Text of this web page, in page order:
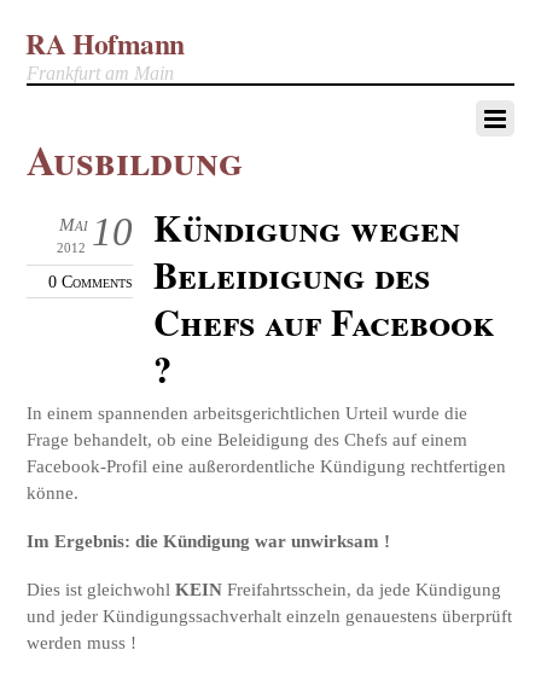
RA Hofmann
Frankfurt am Main
Ausbildung
10
Mai
2012
0 Comments
Kündigung wegen
Beleidigung des
Chefs auf Facebook
?
In einem spannenden arbeitsgerichtlichen Urteil wurde die
Frage behandelt, ob eine Beleidigung des Chefs auf einem
Facebook-Profil eine außerordentliche Kündigung rechtfertigen
könne.
Im Ergebnis: die Kündigung war unwirksam !
Dies ist gleichwohlKEIN Freifahrtsschein, da jede Kündigung
und jeder Kündigungssachverhalt einzeln genauestens überprüft
werden muss !